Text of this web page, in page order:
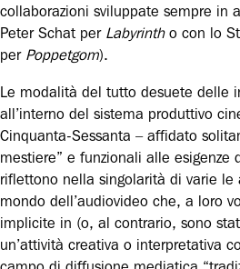
collaborazioni sviluppate sempre in
Peter Schat per Labyrintho con lo
per Poppetgom).
Le modalità del tutto desuete delle
all’interno del sistema produttivo
Cinquanta-Sessanta – affidato
mestiere” e funzionali alle esigenze
riflettono nella singolarità di varie le
mondo dell’audiovideo che, a loro
implicite in (o, al contrario, sono
un’attività creativa o interpretativa